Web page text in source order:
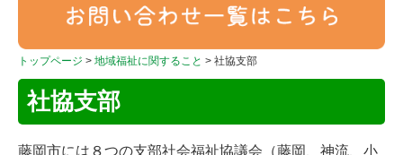
高齢者に関すること
居宅介護支援
在宅介護支援センター
トップページ 地域福祉に関すること 社協支部
社協支部
藤岡市には８つの支部社会福祉協議会（藤岡、神流、小